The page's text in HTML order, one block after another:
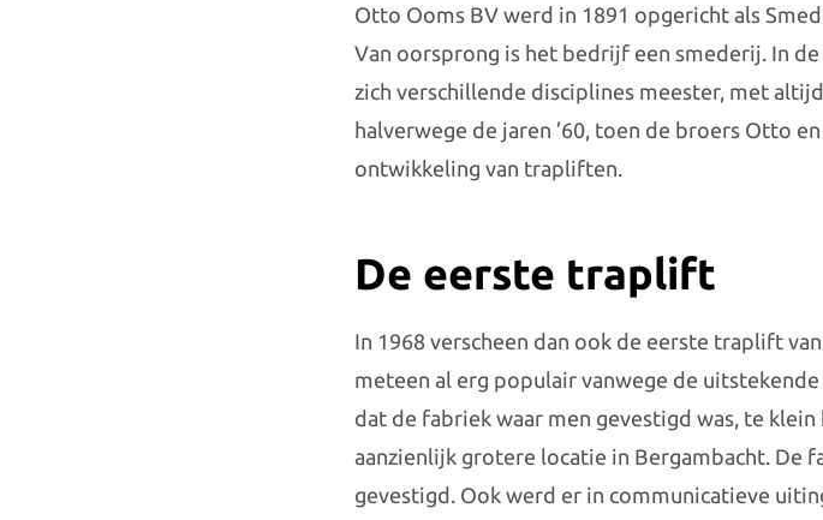
Otto Ooms BV werd in 1891 opgericht als
Van oorsprong is het bedrijf een smederij. In
zich verschillende disciplines meester, met
halverwege de jaren ’60, toen de broers Otto
ontwikkeling van trapliften.
De eerste traplift
In 1968 verscheen dan ook de eerste traplift
meteen al erg populair vanwege de
dat de fabriek waar men gevestigd was, te
aanzienlijk grotere locatie in Bergambacht. De
gevestigd. Ook werd er in communicatieve